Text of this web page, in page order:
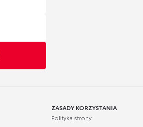
ZASADY KORZYSTANIA
Polityka strony